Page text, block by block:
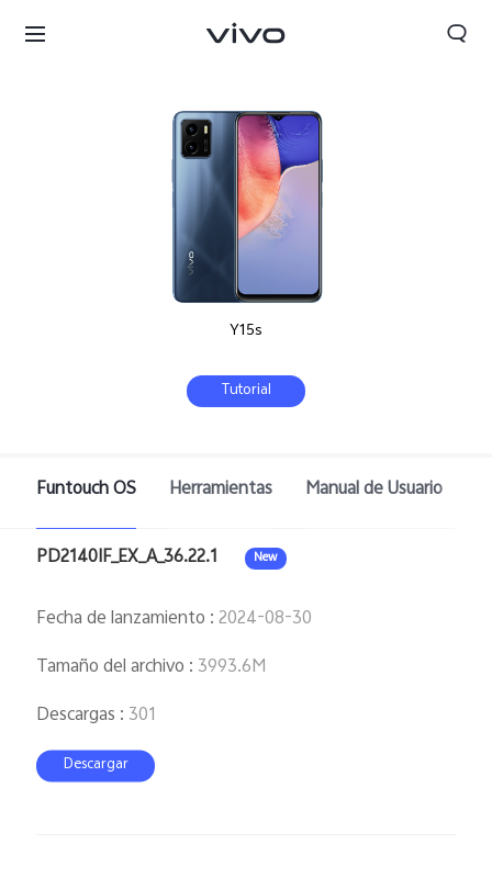
Y15s
Tutorial
Funtouch OS Herramientas Manual de Usuario
PD2140IF_EX_A_36.22.1 New
Fecha de lanzamiento :2024-08-30
Tamaño del archivo : 3993.6M
Descargas : 301
Descargar